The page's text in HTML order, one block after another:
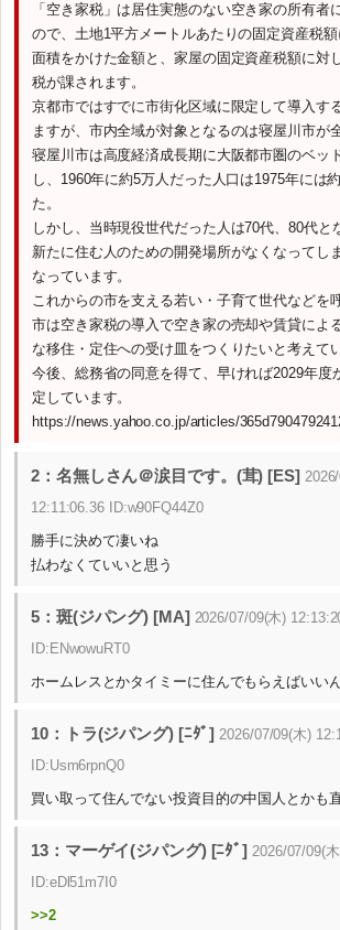
「空き家税」は居住実態のない空き家の所有者
ので、土地1平方メートルあたりの固定資産税
面積をかけた金額と、家屋の固定資産税額に対
税が課されます。
京都市ではすでに市街化区域に限定して導入す
ますが、市内全域が対象となるのは寝屋川市が
寝屋川市は高度経済成長期に大阪都市圏のベッ
し、1960年に約5万人だった人口は1975年には
た。
しかし、当時現役世代だった人は70代、80代と
新たに住む人のための開発場所がなくなってし
なっています。
これからの市を支える若い・子育て世代などを
市は空き家税の導入で空き家の売却や賃貸によ
な移住・定住への受け皿をつくりたいと考えて
今後、総務省の同意を得て、早ければ2029年度
定しています。
https://news.yahoo.co.jp/articles/
2：名無しさん＠涙目です。(茸) [ES]
12:11:06.36 ID:w90FQ44Z0
勝手に決めて凄いね
払わなくていいと思う
5：斑(ジパング) [MA] 2026/07/09(木)
ID:ENwowuRT0
ホームレスとかタイミーに住んでもらえばいい
10：トラ(ジパング) [ﾆﾀﾞ] 2026/07/09(木)
ID:Usm6rpnQ0
買い取って住んでない投資目的の中国人とかも
13：マーゲイ(ジパング) [ﾆﾀﾞ] 2026/07/09(
ID:eDl51m7I0
>>2